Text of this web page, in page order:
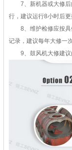
7、新机器或大修后
行，建议运行8小时后更
8、维护检修应按具
记录，建议每年大修一
9、鼓风机大修建议